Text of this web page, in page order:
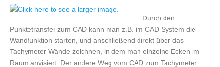
Durch den
Punktetransfer zum CAD kann man z.B. im CAD System die
Wandfunktion starten, und anschließend direkt über das
Tachymeter Wände zeichnen, in dem man einzelne Ecken im
Raum anvisiert. Der andere Weg vom CAD zum Tachymeter